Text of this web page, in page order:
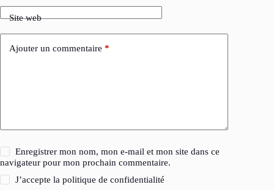
Site web
Ajouter un commentaire *
Enregistrer mon nom, mon e-mail et mon site dans ce
navigateur pour mon prochain commentaire.
J’accepte lapolitique de confidentialité